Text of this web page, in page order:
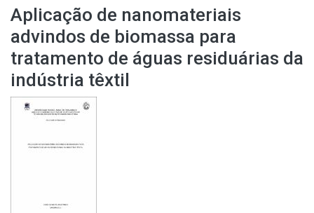
Aplicação de nanomateriais
advindos de biomassa para
tratamento de águas residuárias da
indústria têxtil